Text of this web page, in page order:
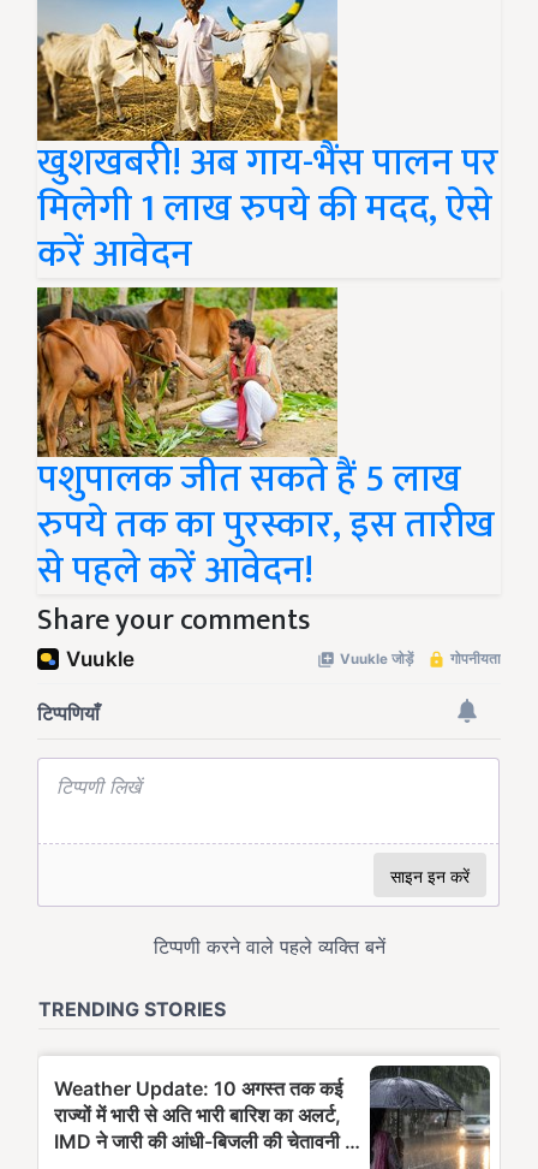
खुशखबरी! अब गाय-भैंस पालन पर
मिलेगी 1 लाख रुपये की मदद, ऐसे
करें आवेदन
पशुपालक जीत सकते हैं 5 लाख
रुपये तक का पुरस्कार, इस तारीख
से पहले करें आवेदन!
Share your comments